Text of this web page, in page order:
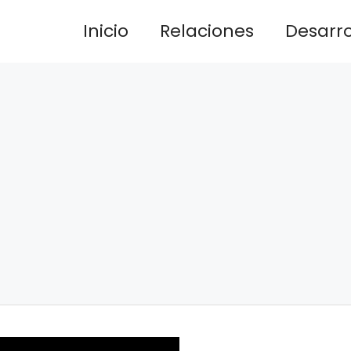
Inicio Relaciones